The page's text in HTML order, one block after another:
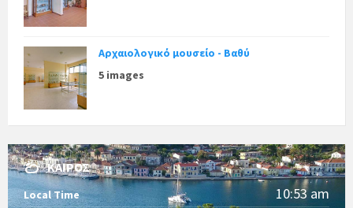
Αρχαιολογικό μουσείο - Βαθύ
5 images
ΚΑΙΡΌΣ
Local Time 10:53 am